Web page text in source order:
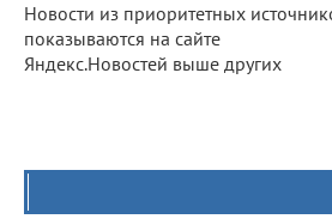
Новости из приоритетных
показываются на сайте
Яндекс.Новостей выше других